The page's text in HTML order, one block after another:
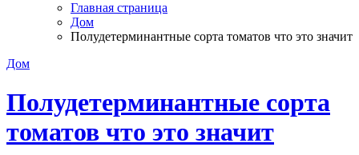
Главная страница
Дом
Полудетерминантные сорта томатов что это значит
Дом
Полудетерминантные сорта
томатов что это значит